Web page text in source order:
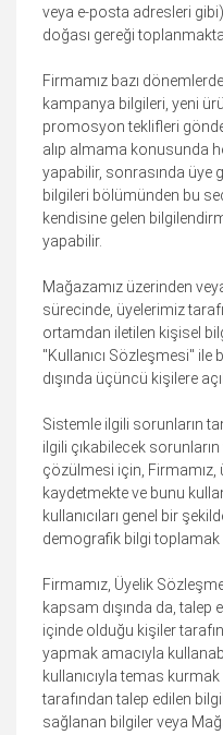
veya e-posta adresleri
doğası gereği
Firmamız bazı
kampanya bilgileri, yeni
promosyon teklifleri
alıp almama konusunda
yapabilir, sonrasında üye
bilgileri bölümünden bu
kendisine gelen
yapabilir.
Mağazamız üzerinden
sürecinde, üyelerimiz
ortamdan iletilen kişisel
"Kullanıcı Sözleşmesi"
dışında üçüncü kişilere
Sistemle ilgili sorunların
ilgili çıkabilecek
çözülmesi için, Firmamız,
kaydetmekte ve bunu
kullanıcıları genel bir
demografik bilgi toplamak
Firmamız, Üyelik
kapsam dışında da, talep
içinde olduğu kişiler
yapmak amacıyla
kullanıcıyla temas
tarafından talep edilen
sağlanan bilgiler veya